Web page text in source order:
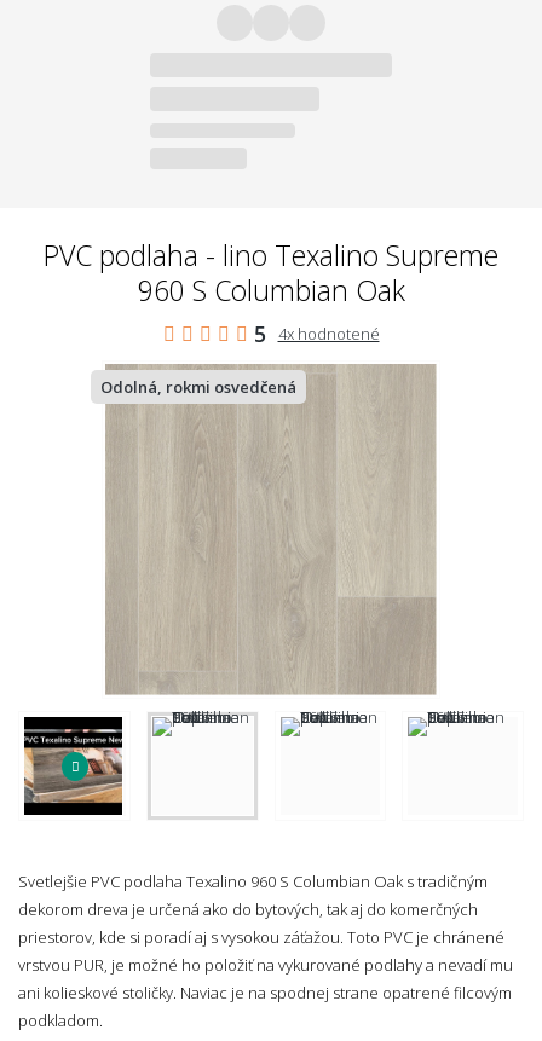
PVC podlaha - lino Texalino Supreme
960 S Columbian Oak
5 4x hodnotené
Odolná, rokmi osvedčená
Svetlejšie PVC podlaha Texalino 960 S Columbian Oak s tradičným
dekorom dreva je určená ako do bytových, tak aj do komerčných
priestorov, kde si poradí aj s vysokou záťažou. Toto PVC je chránené
vrstvou PUR, je možné ho položiť na vykurované podlahy a nevadí mu
ani kolieskové stoličky. Naviac je na spodnej strane opatrené filcovým
podkladom.